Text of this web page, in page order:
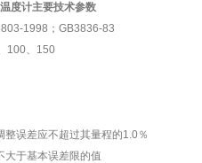
度计主要技术参数
1998；GB3836-83
100、150
整误差应不超过其量程的1.0％
大于基本误差限的值